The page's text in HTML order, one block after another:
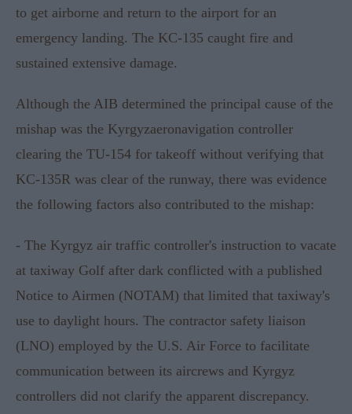
to get airborne and return to the airport for an
emergency landing. The KC-135 caught fire and
sustained extensive damage.
Although the AIB determined the principal cause of the
mishap was the Kyrgyzaeronavigation controller
clearing the TU-154 for takeoff without verifying that
KC-135R was clear of the runway, there was evidence
the following factors also contributed to the mishap:
- The Kyrgyz air traffic controller's instruction to vacate
at taxiway Golf after dark conflicted with a published
Notice to Airmen (NOTAM) that limited that taxiway's
use to daylight hours. The contractor safety liaison
(LNO) employed by the U.S. Air Force to facilitate
communication between its aircrews and Kyrgyz
controllers did not clarify the apparent discrepancy.